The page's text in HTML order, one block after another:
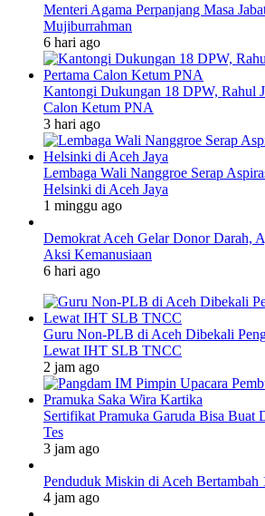
Menteri Agama Perpanjang Masa
Mujiburrahman
6 hari ago
Kantongi Dukungan 18 DPW, Rahul
Calon Ketum PNA
3 hari ago
Lembaga Wali Nanggroe Serap
Helsinki di Aceh Jaya
1 minggu ago
Demokrat Aceh Gelar Donor Darah,
Aksi Kemanusiaan
6 hari ago
Guru Non-PLB di Aceh Dibekali
Lewat IHT SLB TNCC
2 jam ago
Sertifikat Pramuka Garuda Bisa Buat
Tes
3 jam ago
Penduduk Miskin di Aceh Bertambah
4 jam ago